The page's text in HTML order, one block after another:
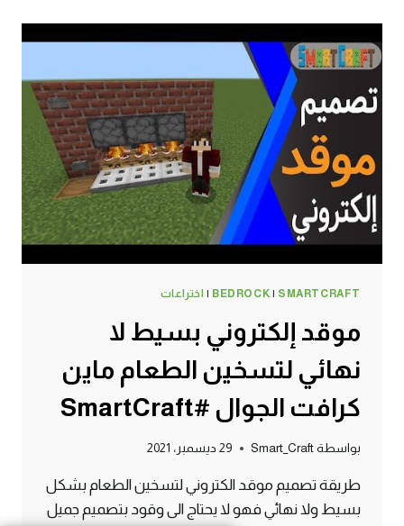
إلكترونية
ماين
كرافت
الجوال
#SMARTCRAFT
BEDROCK | SMARTCRAFT
| اختراعات
موقد إلكتروني بسيط لا
نهائي لتسخين الطعام ماين
كرافت الجوال #SmartCraft
بواسطة Smart_Craft 29 ديسمبر، 2021
طريقة تصميم موقد الكتروني لتسخين الطعام بشكل
بسيط ولا نهائي فهو لا يحتاج الى وقود بتصميم جميل